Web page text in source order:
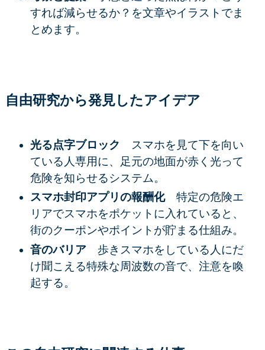
すれば減らせるか？を文章やイラストでま
とめます。
自由研究から発見したアイデア
光る点字ブロック
スマホを見て下を向い
ている人専用に、足元の地面が赤く光って
危険を知らせるシステム。
スマホ封印アプリの報酬化 特定の危険エ
リアでスマホをポケットに入れていると、
街のクーポンやポイントが貯まる仕組み。
音のバリア 歩きスマホをしている人にだ
け聞こえる特殊な周波数の音で、注意を喚
起する。